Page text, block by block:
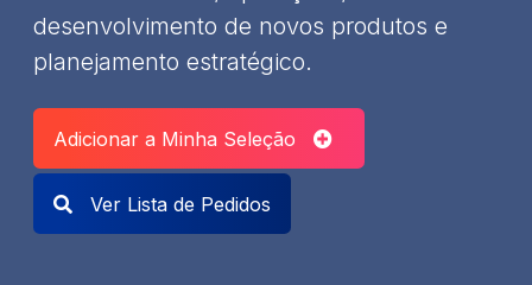
desenvolvimento de novos produtos e
planejamento estratégico.
Adicionar a Minha Seleção
Ver Lista de Pedidos